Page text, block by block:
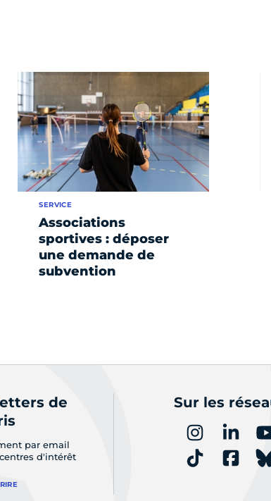
Associations
sportives : déposer
une demande de
subvention
SERVICE
de
par email
d'intérêt
Sur les